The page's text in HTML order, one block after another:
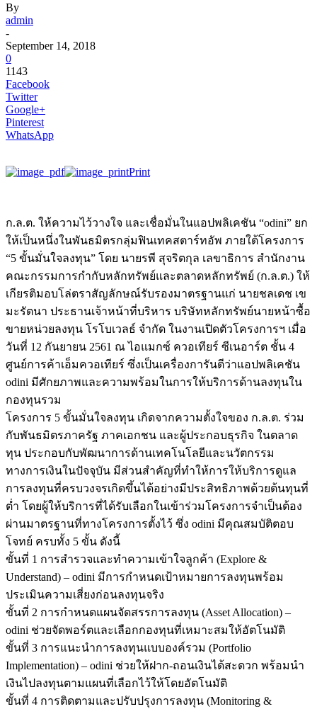
By
admin
-
September 14, 2018
0
1143
Facebook
Twitter
Google+
Pinterest
WhatsApp
Print
ก.ล.ต. ให้ความไว้วางใจ และเชื่อมั่นในแอปพลิเคชัน “odini” ยก
ให้เป็นหนึ่งในพันธมิตรกลุ่มฟินเทคสตาร์ทอัพ ภายใต้โครงการ
“5 ขั้นมั่นใจลงทุน” โดย นายรพี สุจริตกุล เลขาธิการ สำนักงาน
คณะกรรมการกำกับหลักทรัพย์และตลาดหลักทรัพย์ (ก.ล.ต.) ให้
เกียรติมอบโล่ตราสัญลักษณ์รับรองมาตรฐานแก่ นายชลเดช เข
มะรัตนา ประธานเจ้าหน้าที่บริหาร บริษัทหลักทรัพย์นายหน้าซื้อ
ขายหน่วยลงทุน โรโบเวลธ์ จำกัด ในงานเปิดตัวโครงการฯ เมื่อ
วันที่ 12 กันยายน 2561 ณ ไอแมกซ์ ควอเทียร์ ซีเนอาร์ต ชั้น 4
ศูนย์การค้าเอ็มควอเทียร์ ซึ่งเป็นเครื่องการันตีว่าแอปพลิเคชัน
odini มีศักยภาพและความพร้อมในการให้บริการด้านลงทุนใน
กองทุนรวม
โครงการ 5 ขั้นมั่นใจลงทุน เกิดจากความตั้งใจของ ก.ล.ต. ร่วม
กับพันธมิตรภาครัฐ ภาคเอกชน และผู้ประกอบธุรกิจ ในตลาด
ทุน ประกอบกับพัฒนาการด้านเทคโนโลยีและนวัตกรรม
ทางการเงินในปัจจุบัน มีส่วนสำคัญที่ทำให้การให้บริการดูแล
การลงทุนที่ครบวงจรเกิดขึ้นได้อย่างมีประสิทธิภาพด้วยต้นทุนที่
ต่ำ โดยผู้ให้บริการที่ได้รับเลือกในเข้าร่วมโครงการจำเป็นต้อง
ผ่านมาตรฐานที่ทางโครงการตั้งไว้ ซึ่ง odini มีคุณสมบัติตอบ
โจทย์ ครบทั้ง 5 ขั้น ดังนี้
ขั้นที่ 1 การสำรวจและทำความเข้าใจลูกค้า (Explore &
Understand) – odini มีการกำหนดเป้าหมายการลงทุนพร้อม
ประเมินความเสี่ยงก่อนลงทุนจริง
ขั้นที่ 2 การกำหนดแผนจัดสรรการลงทุน (Asset Allocation) –
odini ช่วยจัดพอร์ตและเลือกกองทุนที่เหมาะสมให้อัตโนมัติ
ขั้นที่ 3 การแนะนำการลงทุนแบบองค์รวม (Portfolio
Implementation) – odini ช่วยให้ฝาก-ถอนเงินได้สะดวก พร้อมนำ
เงินไปลงทุนตามแผนที่เลือกไว้ให้โดยอัตโนมัติ
ขั้นที่ 4 การติดตามและปรับปรุงการลงทุน (Monitoring &